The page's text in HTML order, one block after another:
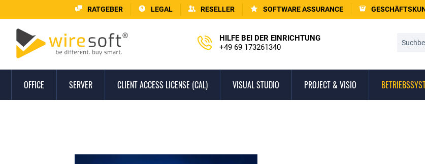
RATGEBER LEGAL RESELLER SOFTWARE ASSURANCE
HILFE BEI DER EINRICHTUNG
+49 69 173261340
OFFICE SERVER CLIENT ACCESS LICENSE (CAL) VISUAL STUDIO PROJECT & VISIO